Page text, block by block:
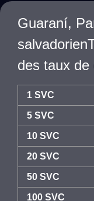
Guaraní,
des taux de
1 SVC
5 SVC
10 SVC
20 SVC
50 SVC
100 SVC